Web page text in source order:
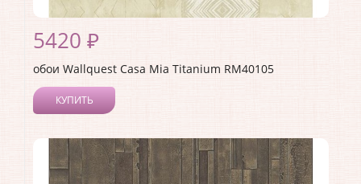
5420 ₽
обои Wallquest Casa Mia Titanium RM40105
КУПИТЬ
Коллекция:Casa Mia Titanium
Длина рулона:10
Ширина рулона:
0.52